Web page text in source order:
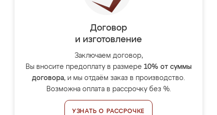
Договор
и изготовление
Заключаем договор,
Вы вносите предоплату в размере 10% от суммы
договора, и мы отдаём заказ в производство.
Возможна оплата в рассрочку без %.
УЗНАТЬ О РАССРОЧКЕ